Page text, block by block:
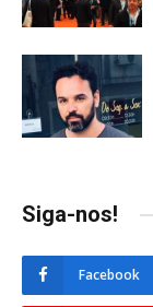
Siga-nos!
Facebook